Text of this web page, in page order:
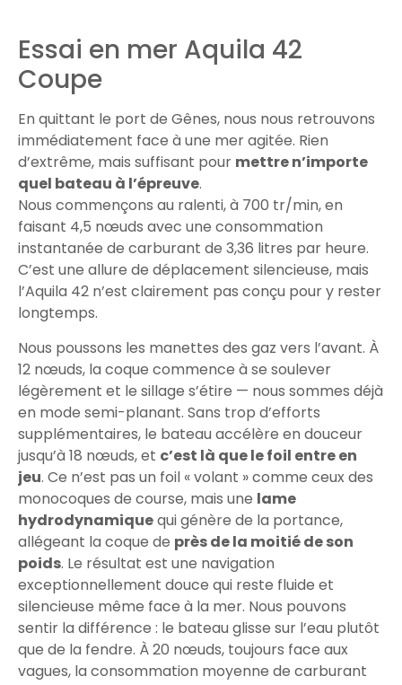
Essai en mer Aquila 42
Coupe
En quittant le port de Gênes, nous nous retrouvons
immédiatement face à une mer agitée. Rien
d’extrême, mais suffisant pour mettre n’importe
quel bateau à l’épreuve.
Nous commençons au ralenti, à 700 tr/min, en
faisant 4,5 nœuds avec une consommation
instantanée de carburant de 3,36 litres par heure.
C’est une allure de déplacement silencieuse, mais
l’Aquila 42 n’est clairement pas conçu pour y rester
longtemps.
Nous poussons les manettes des gaz vers l’avant. À
12 nœuds, la coque commence à se soulever
légèrement et le sillage s’étire — nous sommes déjà
en mode semi-planant. Sans trop d’efforts
supplémentaires, le bateau accélère en douceur
jusqu’à 18 nœuds, et c’est là que le foil entre en
jeu. Ce n’est pas un foil « volant » comme ceux des
monocoques de course, mais une lame
hydrodynamiquequi génère de la portance,
allégeant la coque de près de la moitié de son
poids. Le résultat est une navigation
exceptionnellement douce qui reste fluide et
silencieuse même face à la mer. Nous pouvons
sentir la différence : le bateau glisse sur l’eau plutôt
que de la fendre. À 20 nœuds, toujours face aux
vagues, la consommation moyenne de carburant